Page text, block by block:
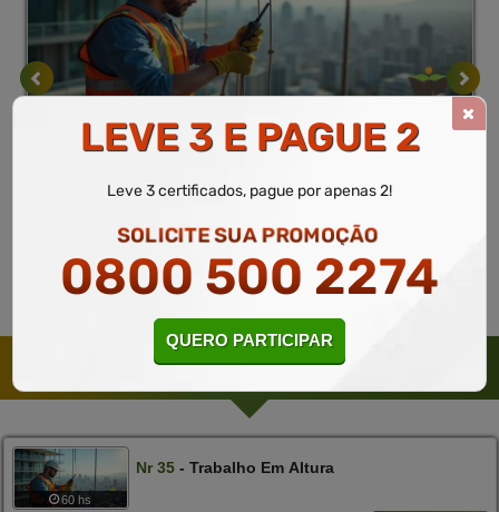
Normas Regulamentadoras 10 a 60 horas
Nr 35 - trabalho em altura
Curso Gratuito
Saiba mais MATRICULAR
CURSOS SUGERIDOS PELO PEDAGÓGICO
60 hs
Nr 35- Trabalho Em Altura
LEVE 3 E PAGUE 2
Leve 3 certificados, pague por apenas 2!
SOLICITE SUA PROMOÇÃO
0800 500 2274
QUERO PARTICIPAR